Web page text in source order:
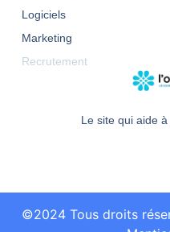
Le site qui aide
Logiciels
Marketing
Recrutement
©2024 Tous droits